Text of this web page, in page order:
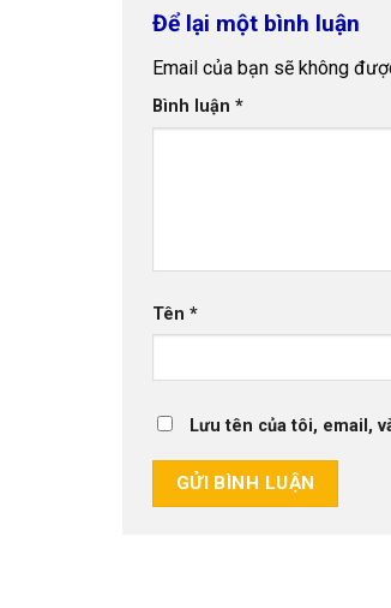
Để lại một bình luận
Email của bạn sẽ không
Bình luận *
Tên *
Lưu tên của tôi, email,